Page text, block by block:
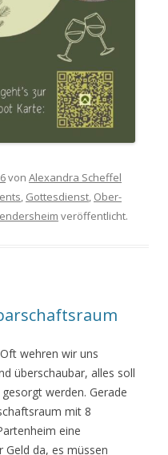
von Alexandra Scheffel
, Gottesdienst, Ober-
veröffentlicht.
wehren wir uns
überschaubar, alles soll
werden. Gerade
mit 8
eine
Geld da, es müssen